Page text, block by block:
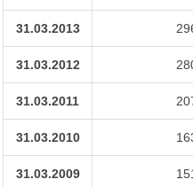
31.03.2013
31.03.2012
31.03.2011
31.03.2010
31.03.2009